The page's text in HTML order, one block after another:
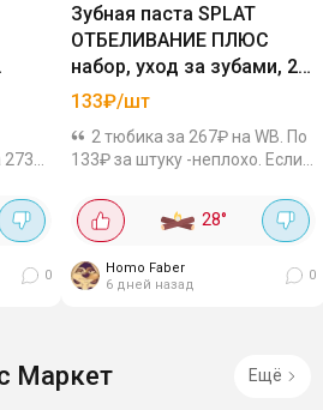
0
Зубная паста SPLAT
ОТБЕЛИВАНИЕ ПЛЮС
набор, уход за зубами, 2
шт
133₽/шт
2 тюбика за 267₽ на WB. По
133₽ за штуку -неплохо. Если
районе 200 рублей. В составе
папаин и полидон, которые
защищает...
28°
Homo Faber
6 дней назад
0
Маркет Ещё